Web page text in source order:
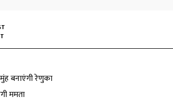
बनाएंगी रेणुका
ममता